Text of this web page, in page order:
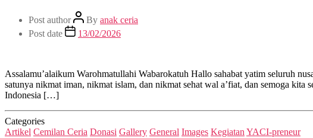
Post author By anak ceria
Post date
13/02/2026
Assalamu’alaikum Warohmatullahi Wabarokatuh Hallo sahabat yatim seluruh
satunya nikmat iman, nikmat islam, dan nikmat sehat wal a’fiat, dan semoga
Indonesia […]
Categories
Artikel Cemilan Ceria Donasi Gallery General Images Kegiatan YACI-preneur